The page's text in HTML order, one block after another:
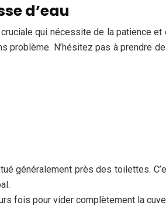
d’eau
cruciale qui nécessite de la
problème. N’hésitez pas à prendre
généralement près des toilettes.
fois pour vider complètement la